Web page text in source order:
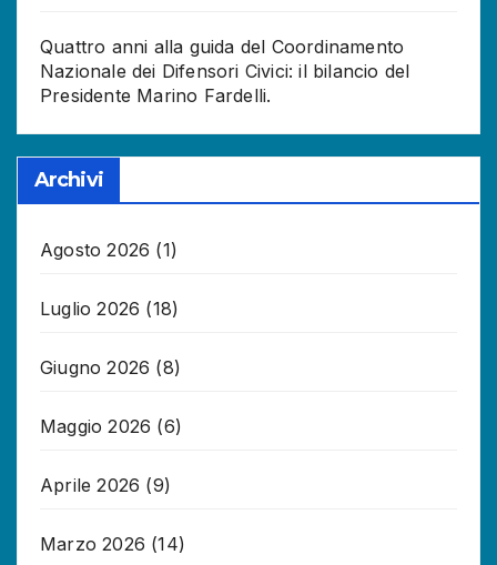
Quattro anni alla guida del Coordinamento
Nazionale dei Difensori Civici: il bilancio del
Presidente Marino Fardelli.
Archivi
Agosto 2026 (1)
Luglio 2026 (18)
Giugno 2026 (8)
Maggio 2026 (6)
Aprile 2026 (9)
Marzo 2026 (14)